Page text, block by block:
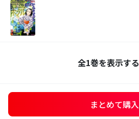
全1巻を表示する
まとめて購入